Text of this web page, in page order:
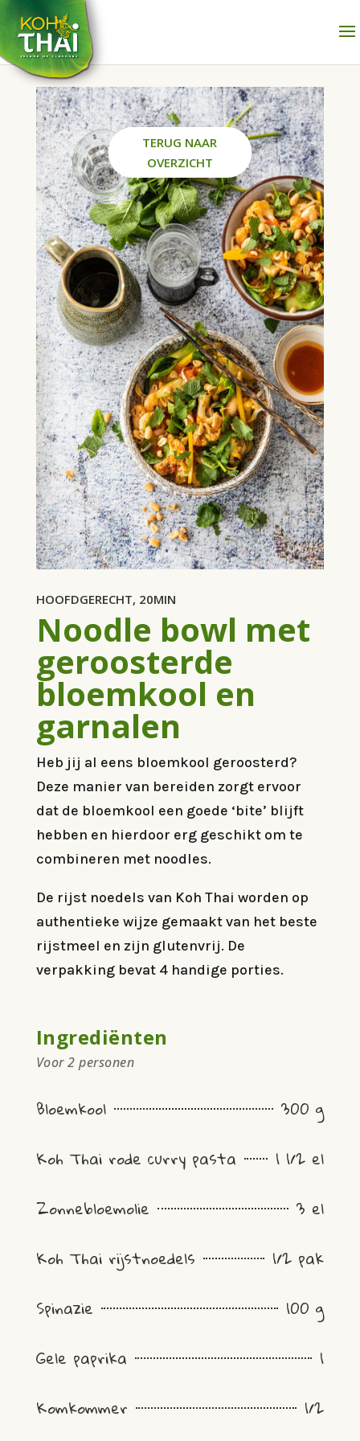
TERUG NAAR
OVERZICHT
HOOFDGERECHT, 20MIN
Noodle bowl met
geroosterde
bloemkool en
garnalen
Heb jij al eens bloemkool geroosterd?
Deze manier van bereiden zorgt ervoor
dat de bloemkool een goede ‘bite’ blijft
hebben en hierdoor erg geschikt om te
combineren met noodles.
De rijst noedels van Koh Thai worden op
authentieke wijze gemaakt van het beste
rijstmeel en zijn glutenvrij. De
verpakking bevat 4 handige porties.
Ingrediënten
Voor 2 personen
Bloemkool
300 g
Koh Thai rode curry pasta
1 1/2 el
Zonnebloemolie
3 el
Koh Thai rijstnoedels
1/2 pak
Spinazie
100 g
Gele paprika
1
Komkommer
1/2